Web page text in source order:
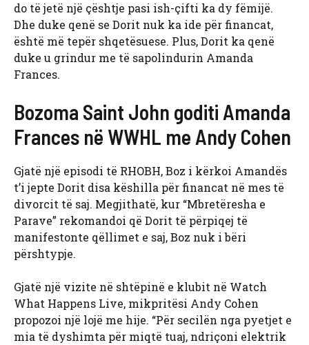
do të jetë një çështje pasi ish-çifti ka dy fëmijë.
Dhe duke qenë se Dorit nuk ka ide për financat,
është më tepër shqetësuese. Plus, Dorit ka qenë
duke u grindur me të sapolindurin Amanda
Frances.
Bozoma Saint John goditi Amanda
Frances në WWHL me Andy Cohen
Gjatë një episodi të RHOBH, Boz i kërkoi Amandës
t’i jepte Dorit disa këshilla për financat në mes të
divorcit të saj. Megjithatë, kur “Mbretëresha e
Parave” rekomandoi që Dorit të përpiqej të
manifestonte qëllimet e saj, Boz nuk i bëri
përshtypje.
Gjatë një vizite në shtëpinë e klubit në Watch
What Happens Live, mikpritësi Andy Cohen
propozoi një lojë me hije. “Për secilën nga pyetjet e
mia të dyshimta për miqtë tuaj, ndriçoni elektrik